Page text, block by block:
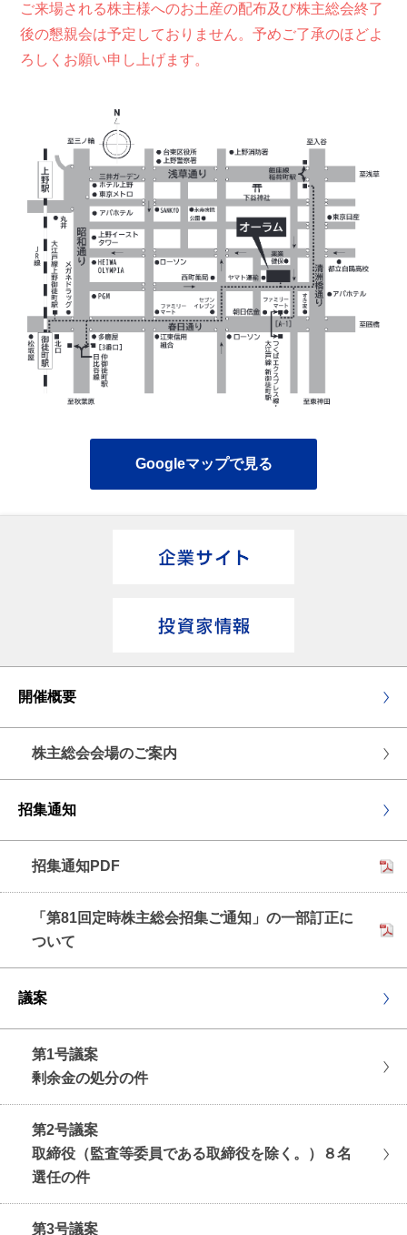
ご来場される株主様へのお土産の配布及び株主総会終了
後の懇親会は予定しておりません。予めご了承のほどよ
ろしくお願い申し上げます。
Googleマップで見る
開催概要
株主総会会場のご案内
招集通知
招集通知PDF
「第81回定時株主総会招集ご通知」の一部訂正に
ついて
議案
第1号議案
剰余金の処分の件
第2号議案
取締役（監査等委員である取締役を除く。）８名
選任の件
第3号議案